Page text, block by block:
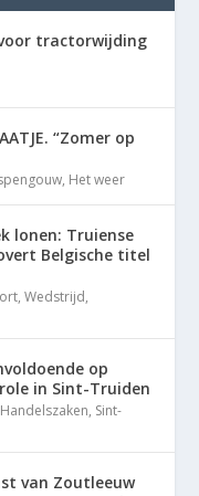
tractorwijding
“Zomer op
, Het weer
lonen: Truiense
Belgische titel
,Wedstrijd,
op
in Sint-Truiden
Handelszaken, Sint-
van Zoutleeuw